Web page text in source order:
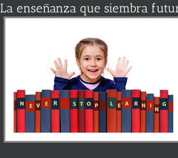
La enseñanza que siembra